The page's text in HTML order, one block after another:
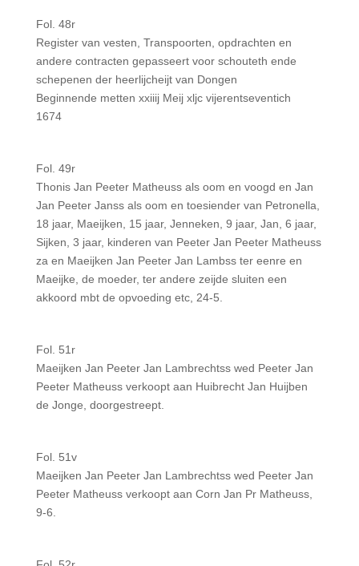
Fol. 48r
Register van vesten, Transpoorten, opdrachten en
andere contracten gepasseert voor schouteth ende
schepenen der heerlijcheijt van Dongen
Beginnende metten xxiiij Meij xljc vijerentseventich
1674
Fol. 49r
Thonis Jan Peeter Matheuss als oom en voogd en Jan
Jan Peeter Janss als oom en toesiender van Petronella,
18 jaar, Maeijken, 15 jaar, Jenneken, 9 jaar, Jan, 6 jaar,
Sijken, 3 jaar, kinderen van Peeter Jan Peeter Matheuss
za en Maeijken Jan Peeter Jan Lambss ter eenre en
Maeijke, de moeder, ter andere zeijde sluiten een
akkoord mbt de opvoeding etc, 24-5.
Fol. 51r
Maeijken Jan Peeter Jan Lambrechtss wed Peeter Jan
Peeter Matheuss verkoopt aan Huibrecht Jan Huijben
de Jonge, doorgestreept.
Fol. 51v
Maeijken Jan Peeter Jan Lambrechtss wed Peeter Jan
Peeter Matheuss verkoopt aan Corn Jan Pr Matheuss,
9-6.